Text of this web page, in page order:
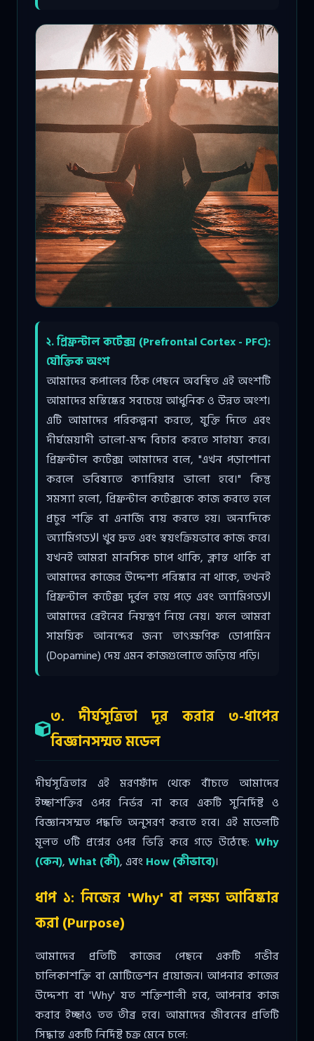
২. প্রিফ্রন্টাল কর্টেক্স (Prefrontal Cortex - PFC):
যৌক্তিক অংশ
আমাদের কপালের ঠিক পেছনে অবস্থিত এই অংশটি
আমাদের মস্তিষ্কের সবচেয়ে আধুনিক ও উন্নত অংশ।
এটি আমাদের পরিকল্পনা করতে, যুক্তি দিতে এবং
দীর্ঘমেয়াদী ভালো-মন্দ বিচার করতে সাহায্য করে।
প্রিফ্রন্টাল কর্টেক্স আমাদের বলে, "এখন পড়াশোনা
করলে ভবিষ্যতে ক্যারিয়ার ভালো হবে।" কিন্তু
সমস্যা হলো, প্রিফ্রন্টাল কর্টেক্সকে কাজ করতে হলে
প্রচুর শক্তি বা এনার্জি ব্যয় করতে হয়। অন্যদিকে
অ্যামিগডالا খুব দ্রুত এবং স্বয়ংক্রিয়ভাবে কাজ করে।
যখনই আমরা মানসিক চাপে থাকি, ক্লান্ত থাকি বা
আমাদের কাজের উদ্দেশ্য পরিষ্কার না থাকে, তখনই
প্রিফ্রন্টাল কর্টেক্স দুর্বল হয়ে পড়ে এবং অ্যামিগডالا
আমাদের ব্রেইনের নিয়ন্ত্রণ নিয়ে নেয়। ফলে আমরা
সাময়িক আনন্দের জন্য তাৎক্ষণিক ডোপামিন
(Dopamine) দেয় এমন কাজগুলোতে জড়িয়ে পড়ি।
৩. দীর্ঘসূত্রিতা দূর করার ৩-ধাপের
বিজ্ঞানসম্মত মডেল
দীর্ঘসূত্রিতার এই মরণফাঁদ থেকে বাঁচতে আমাদের
ইচ্ছাশক্তির ওপর নির্ভর না করে একটি সুনির্দিষ্ট ও
বিজ্ঞানসম্মত পদ্ধতি অনুসরণ করতে হবে। এই মডেলটি
মূলত ৩টি প্রশ্নের ওপর ভিত্তি করে গড়ে উঠেছে: Why
(কেন),What (কী), এবংHow (কীভাবে)।
ধাপ ১: নিজের 'Why' বা লক্ষ্য আবিষ্কার
করা (Purpose)
আমাদের প্রতিটি কাজের পেছনে একটি গভীর
চালিকাশক্তি বা মোটিভেশন প্রয়োজন। আপনার কাজের
উদ্দেশ্য বা 'Why' যত শক্তিশালী হবে, আপনার কাজ
করার ইচ্ছাও তত তীব্র হবে। আমাদের জীবনের প্রতিটি
সিদ্ধান্ত একটি নির্দিষ্ট চক্র মেনে চলে: